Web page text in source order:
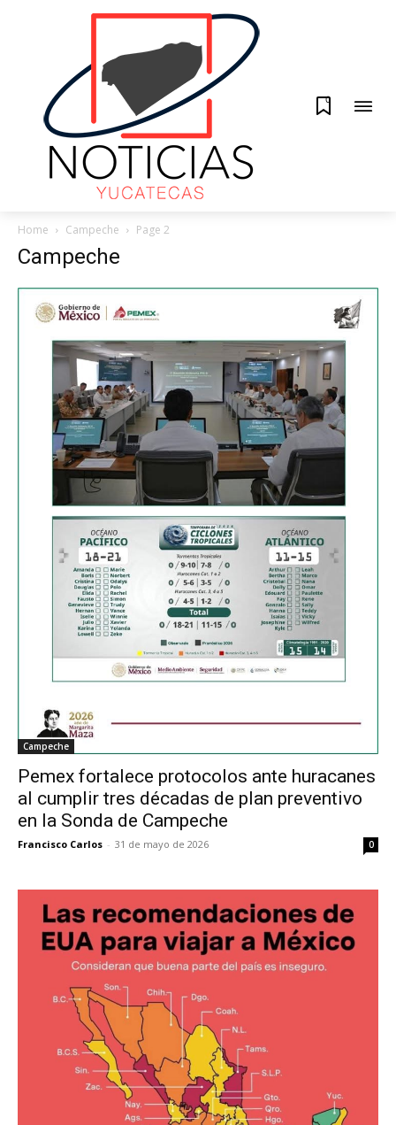
0
Home Campeche Page 2
Campeche
Campeche
Pemex fortalece protocolos ante huracanes
al cumplir tres décadas de plan preventivo
en la Sonda de Campeche
Francisco Carlos - 31 de mayo de 2026 0